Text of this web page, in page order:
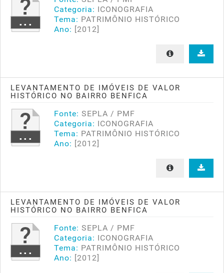
Categoria: ICONOGRAFIA
Tema: PATRIMÔNIO HISTÓRICO
Ano: [2012]
LEVANTAMENTO DE IMÓVEIS DE VALOR
HISTÓRICO NO BAIRRO BENFICA
Fonte: SEPLA / PMF
Categoria: ICONOGRAFIA
Tema: PATRIMÔNIO HISTÓRICO
Ano: [2012]
LEVANTAMENTO DE IMÓVEIS DE VALOR
HISTÓRICO NO BAIRRO BENFICA
Fonte: SEPLA / PMF
Categoria: ICONOGRAFIA
Tema: PATRIMÔNIO HISTÓRICO
Ano: [2012]